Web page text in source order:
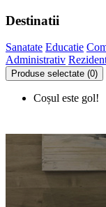
Destinatii
Sanatate Educatie
Administrativ
Produse selectate (0)
Coșul este gol!